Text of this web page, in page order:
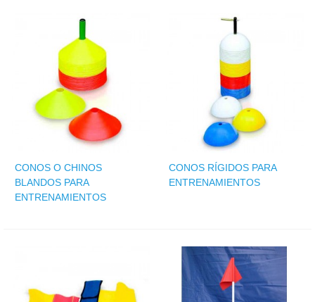
CONOS O CHINOS
BLANDOS PARA
ENTRENAMIENTOS
CONOS RÍGIDOS PARA
ENTRENAMIENTOS